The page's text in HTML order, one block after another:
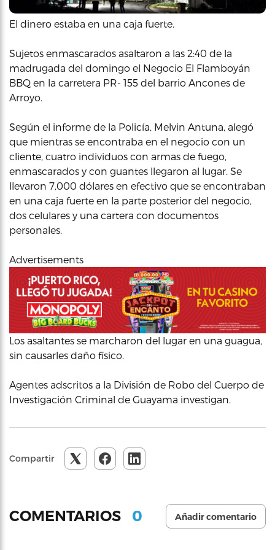
El dinero estaba en una caja fuerte.
Sujetos enmascarados asaltaron a las 2:40 de la
madrugada del domingo el Negocio El Flamboyán
BBQ en la carretera PR- 155 del barrio Ancones de
Arroyo.
Según el informe de la Policía, Melvin Antuna, alegó
que mientras se encontraba en el negocio con un
cliente, cuatro individuos con armas de fuego,
enmascarados y con guantes llegaron al lugar. Se
llevaron 7,000 dólares en efectivo que se encontraban
en una caja fuerte en la parte posterior del negocio,
dos celulares y una cartera con documentos
personales.
Advertisements
Los asaltantes se marcharon del lugar en una guagua,
sin causarles daño físico.
Agentes adscritos a la División de Robo del Cuerpo de
Investigación Criminal de Guayama investigan.
Compartir
COMENTARIOS 0 Añadir comentario